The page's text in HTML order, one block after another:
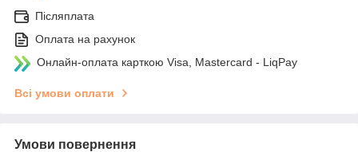
Післяплата
Оплата на рахунок
Онлайн-оплата карткою Visa, Mastercard - LiqPay
Всі умови оплати
Умови повернення